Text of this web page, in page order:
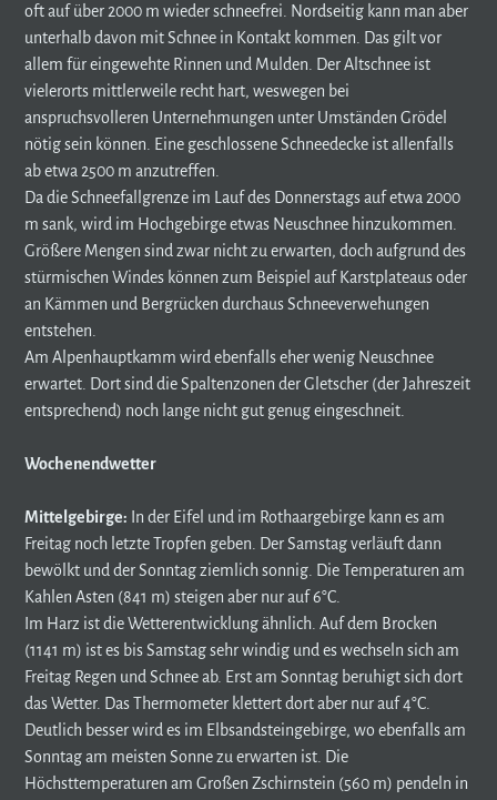
oft auf über 2000 m wieder schneefrei. Nordseitig kann man aber
unterhalb davon mit Schnee in Kontakt kommen. Das gilt vor
allem für eingewehte Rinnen und Mulden. Der Altschnee ist
vielerorts mittlerweile recht hart, weswegen bei
anspruchsvolleren Unternehmungen unter Umständen Grödel
nötig sein können. Eine geschlossene Schneedecke ist allenfalls
ab etwa 2500 m anzutreffen.
Da die Schneefallgrenze im Lauf des Donnerstags auf etwa 2000
m sank, wird im Hochgebirge etwas Neuschnee hinzukommen.
Größere Mengen sind zwar nicht zu erwarten, doch aufgrund des
stürmischen Windes können zum Beispiel auf Karstplateaus oder
an Kämmen und Bergrücken durchaus Schneeverwehungen
entstehen.
Am Alpenhauptkamm wird ebenfalls eher wenig Neuschnee
erwartet. Dort sind die Spaltenzonen der Gletscher (der Jahreszeit
entsprechend) noch lange nicht gut genug eingeschneit.
Wochenendwetter
Mittelgebirge: In der Eifel und im Rothaargebirge kann es am
Freitag noch letzte Tropfen geben. Der Samstag verläuft dann
bewölkt und der Sonntag ziemlich sonnig. Die Temperaturen am
Kahlen Asten (841 m) steigen aber nur auf 6°C.
Im Harz ist die Wetterentwicklung ähnlich. Auf dem Brocken
(1141 m) ist es bis Samstag sehr windig und es wechseln sich am
Freitag Regen und Schnee ab. Erst am Sonntag beruhigt sich dort
das Wetter. Das Thermometer klettert dort aber nur auf 4°C.
Deutlich besser wird es im Elbsandsteingebirge, wo ebenfalls am
Sonntag am meisten Sonne zu erwarten ist. Die
Höchsttemperaturen am Großen Zschirnstein (560 m) pendeln in